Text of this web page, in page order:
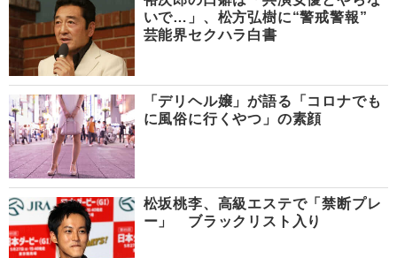
いで…」、松方弘樹に“警戒警報”
芸能界セクハラ白書
「デリヘル嬢」が語る「コロナでも
に風俗に行くやつ」の素顔
松坂桃李、高級エステで「禁断プレ
ー」 ブラックリスト入り